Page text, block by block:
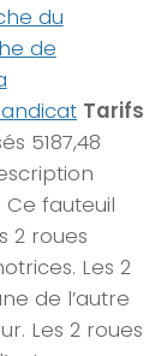
du
de
Tarifs
5187,48
Ce fauteuil
2 roues
Les 2
de l’autre
Les 2 roues